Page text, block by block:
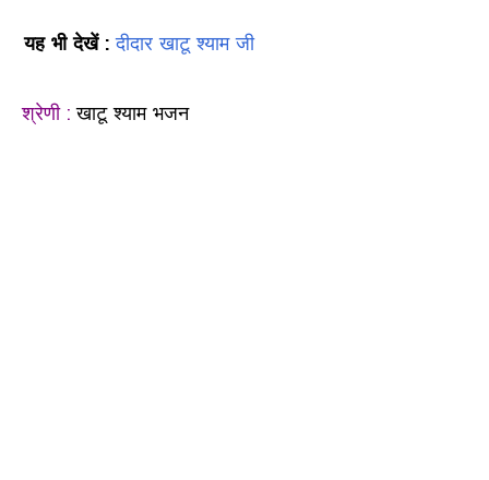
यह भी देखें : दीदार खाटू श्याम जी
श्रेणी :खाटू श्याम भजन